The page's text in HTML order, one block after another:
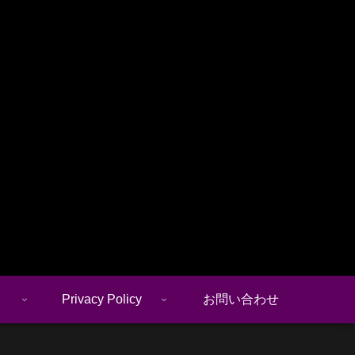
Privacy Policy お問い合わせ